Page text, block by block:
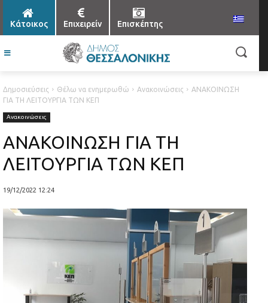
Κάτοικος Επιχειρείν Επισκέπτης
Δημοσιεύσεις Θέλω να ενημερωθώ Ανακοινώσεις
ΑΝΑΚΟΙΝΩΣΗ
ΓΙΑ ΤΗ ΛΕΙΤΟΥΡΓΙΑ ΤΩΝ ΚΕΠ
Ανακοινώσεις
ΑΝΑΚΟΙΝΩΣΗ ΓΙΑ ΤΗ
ΛΕΙΤΟΥΡΓΙΑ ΤΩΝ ΚΕΠ
19/12/2022 12:24